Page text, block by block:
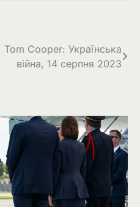
Tom Cooper: Українська
війна, 14 серпня 2023